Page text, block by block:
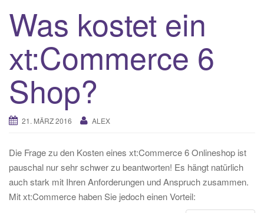
Was kostet ein
xt:Commerce 6
Shop?
21. MÄRZ 2016 ALEX
Die Frage zu den Kosten eines xt:Commerce 6 Onlineshop ist
pauschal nur sehr schwer zu beantworten! Es hängt natürlich
auch stark mit Ihren Anforderungen und Anspruch zusammen.
Mit xt:Commerce haben Sie jedoch einen Vorteil: